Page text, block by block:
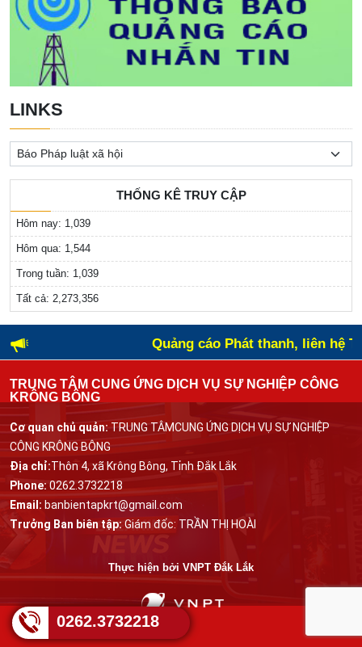
LINKS
THỐNG KÊ TRUY CẬP
Hôm nay: 1,039
Hôm qua: 1,544
Trong tuần: 1,039
Tất cả: 2,273,356
Quảng cáo Phát thanh, liên hệ
TRUNG TÂM CUNG ỨNG DỊCH VỤ SỰ NGHIỆP CÔNG
KRÔNG BÔNG
Cơ quan chủ quản:TRUNG TÂMCUNG ỨNG DỊCH VỤ SỰ NGHIỆP
CÔNG KRÔNG BÔNG
Địa chỉ:Thôn 4, xã Krông Bông, Tỉnh Đắk Lắk
Phone: 0262.3732218
Email: banbientapkrt@gmail.com
Trưởng Ban biên tập: Giám đốc: TRẦN THỊ HOÀI
Thực hiện bởi VNPT Đắk Lắk
0262.3732218